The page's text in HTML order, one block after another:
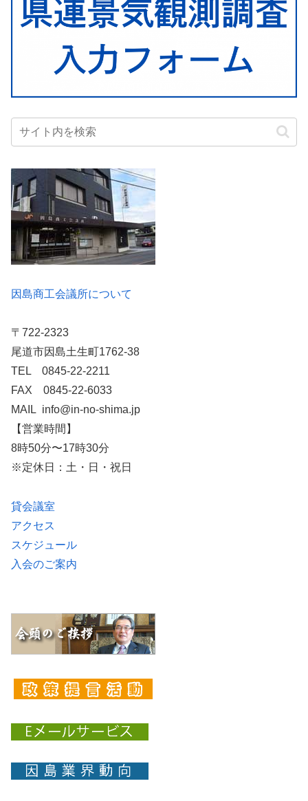
因島商工会議所について
〒722-2323
尾道市因島土生町1762-38
TEL 0845-22-2211
FAX 0845-22-6033
MAIL info@in-no-shima.jp
【営業時間】
8時50分〜17時30分
※定休日：土・日・祝日
貸会議室
アクセス
スケジュール
入会のご案内